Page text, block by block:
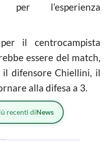
per l’esperienza
il centrocampista
essere del match,
difensore Chiellini, il
alla difesa a 3.
recenti diNews